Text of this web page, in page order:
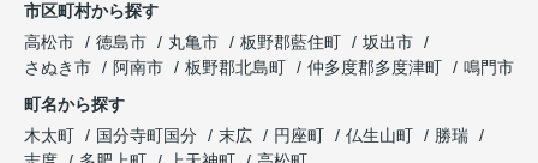
市区町村から探す
高松市
徳島市 丸亀市 板野郡藍住町
坂出市
さぬき市
阿南市 板野郡北島町 仲多度郡多度津町
鳴門市
町名から探す
木太町
国分寺町国分 末広 円座町 仏生山町
勝瑞